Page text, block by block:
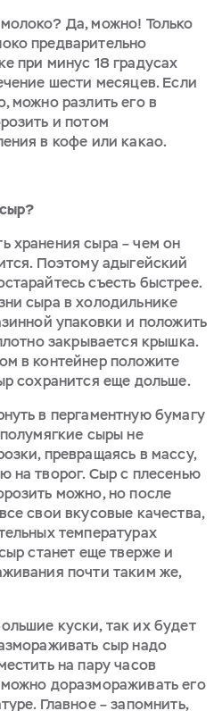
Да, можно! Только
предварительно
при минус 18 градусах
шести месяцев. Если
можно разлить его в
и потом
в кофе или какао.
хранения сыра – чем он
Поэтому адыгейский
съесть быстрее.
сыра в холодильнике
упаковки и положить
закрывается крышка.
в контейнер положите
сохранится еще дольше.
в пергаментную бумагу
сыры не
превращаясь в массу,
на творог. Сыр с плесенью
можно, но после
свои вкусовые качества,
температурах
станет еще тверже и
почти таким же,
куски, так их будет
сыр надо
на пару часов
доразмораживать его
Главное – запомнить,